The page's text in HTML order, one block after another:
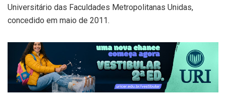
Universitário das Faculdades Metropolitanas Unidas,
concedido em maio de 2011.